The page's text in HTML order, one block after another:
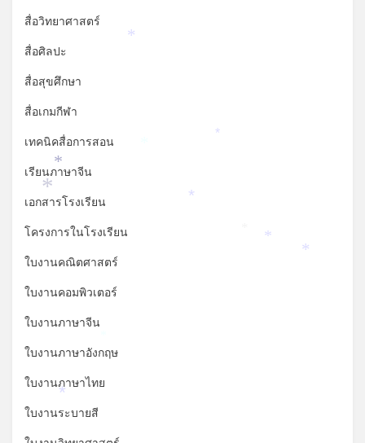
สื่อวิทยาศาสตร์
สื่อศิลปะ
สื่อสุขศึกษา
สื่อเกมกีฬา
เทคนิคสื่อการสอน
เรียนภาษาจีน
เอกสารโรงเรียน
โครงการในโรงเรียน
ใบงานคณิตศาสตร์
ใบงานคอมพิวเตอร์
ใบงานภาษาจีน
ใบงานภาษาอังกฤษ
ใบงานภาษาไทย
ใบงานระบายสี
*
*
*
*
*
*
*